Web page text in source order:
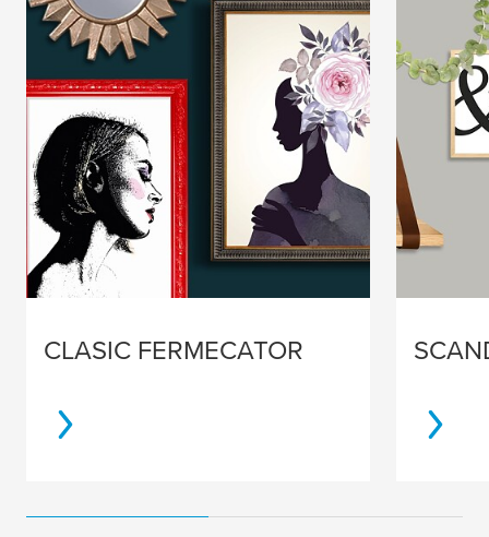
CLASIC FERMECATOR